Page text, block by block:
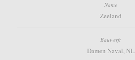
Zeeland
Damen Naval, NL